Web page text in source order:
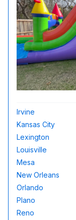
Irvine
Kansas City
Lexington
Louisville
Mesa
New Orleans
Orlando
Plano
Reno